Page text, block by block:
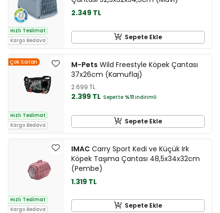
Hızlı Teslimat
Kargo Bedava
2.349 TL
Sepete Ekle
Çok Satan
Hızlı Teslimat
Kargo Bedava
M-Pets Wild Freestyle Köpek Çantası
37x26cm (Kamuflaj)
2.699 TL
2.399 TL Sepette %11 indirimli
Sepete Ekle
Hızlı Teslimat
Kargo Bedava
IMAC Carry Sport Kedi ve Küçük Irk
Köpek Taşıma Çantası 48,5x34x32cm
(Pembe)
1.319 TL
Sepete Ekle